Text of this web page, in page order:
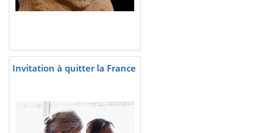
Invitation à quitter la France